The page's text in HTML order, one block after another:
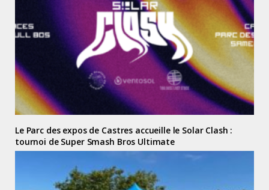
Le Parc des expos de Castres accueille le Solar Clash :
tournoi de Super Smash Bros Ultimate